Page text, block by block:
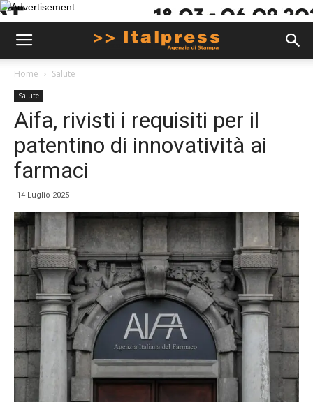
Home Salute
Salute
Aifa, rivisti i requisiti per il
patentino di innovatività ai
farmaci
14 Luglio 2025